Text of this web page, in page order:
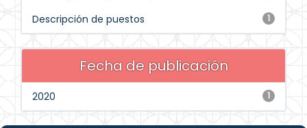
1
Descripción de puestos
Fecha de publicación
1
2020